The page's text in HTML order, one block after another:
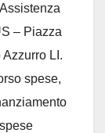
– Piazza
LI.
spese,